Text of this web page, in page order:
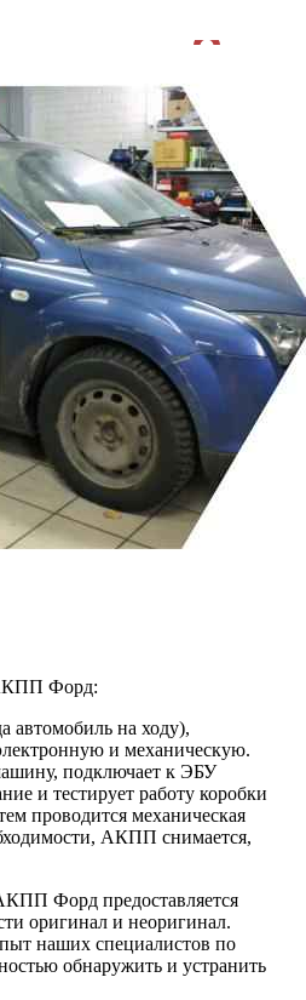
Форд:
автомобиль на ходу),
и механическую.
подключает к ЭБУ
и тестирует работу коробки
проводится механическая
АКПП снимается,
Форд предоставляется
оригинал и неоригинал.
наших специалистов по
обнаружить и устранить